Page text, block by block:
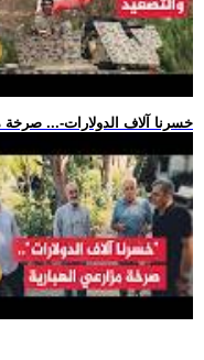
.. -خسرنا آلاف الدولارات-... صرخة